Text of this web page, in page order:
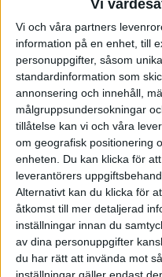
Vi
Vi och våra partners
information på en enhet, till
personuppgifter, såsom
standardinformation som
annonsering och innehåll,
målgruppsundersokningar
tillåtelse kan vi och våra
om geografisk positionering
enheten. Du kan klicka för
leverantörers
Alternativt kan du klicka för
åtkomst till mer detaljerad
inställningar innan du
av dina personuppgifter
du har rätt att invända mot
Norrlänningar firade
Strängnäs
28 jun 1998
Maratonlöparna bäst i Trosa
I år fick Andervang kransen
27 jun 1998
Intresset ökar för
26 jun 1998